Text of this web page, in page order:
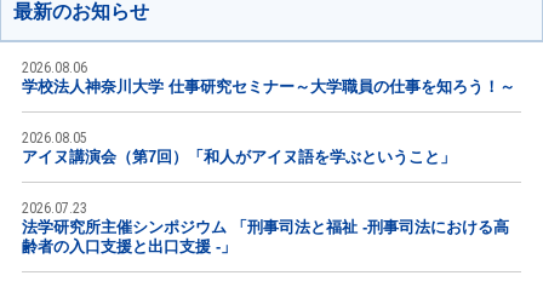
最新のお知らせ
2026.08.06
学校法人神奈川大学 仕事研究セミナー～大学職員の仕事を知ろう！～
2026.08.05
アイヌ講演会（第7回）「和人がアイヌ語を学ぶということ」
2026.07.23
法学研究所主催シンポジウム 「刑事司法と福祉 -刑事司法における高
齢者の入口支援と出口支援 -」